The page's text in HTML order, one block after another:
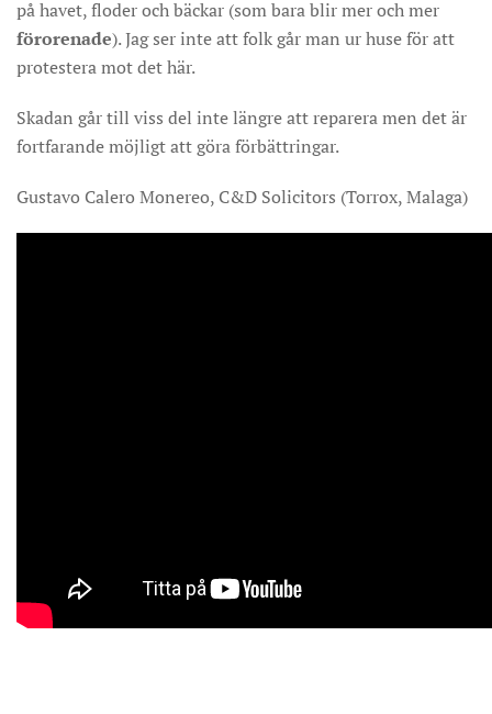
på havet, floder och bäckar (som bara blir mer och mer
förorenade). Jag ser inte att folk går man ur huse för att
protestera mot det här.
Skadan går till viss del inte längre att reparera men det är
fortfarande möjligt att göra förbättringar.
Gustavo Calero Monereo, C&D Solicitors (Torrox, Malaga)